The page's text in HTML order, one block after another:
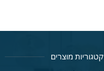
קטגוריות מוצרים